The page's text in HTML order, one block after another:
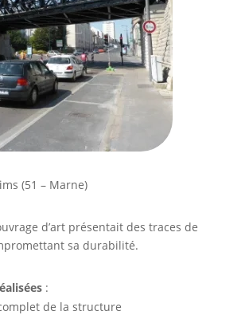
(51 – Marne)
d’art présentait des traces de
sa durabilité.
:
de la structure